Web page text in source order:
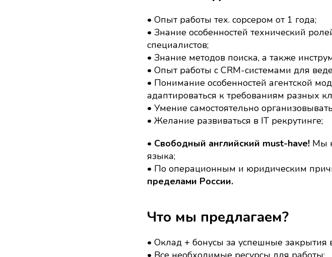
• Опыт работы тех. сорсером от 1 года;
• Знание особенностей технический
специалистов;
• Знание методов поиска, а также
• Опыт работы с CRM-системами для
• Понимание особенностей агентской
адаптироваться к требованиям разных
• Умение самостоятельно
• Желание развиваться в IT рекрутинге;
• Свободный английский must-have! Мы
языка;
• По операционным и юридическим
пределами России.
Что мы предлагаем?
• Оклад + бонусы за успешные закрытия